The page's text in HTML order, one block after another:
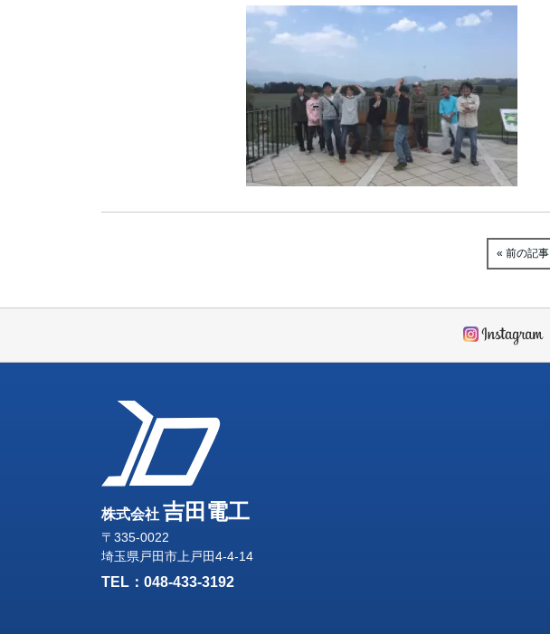
« 前の記事
株式会社 吉田電工
〒335-0022
埼玉県戸田市上戸田4-4-14
TEL： 048-433-3192